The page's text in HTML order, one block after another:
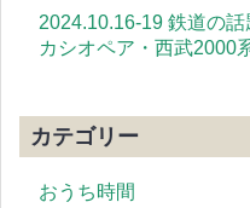
2024.10.16-19 鉄道の
カシオペア・西武2000
カテゴリー
おうち時間